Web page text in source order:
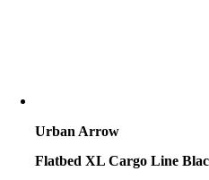
Urban Arrow
Flatbed XL Cargo Line